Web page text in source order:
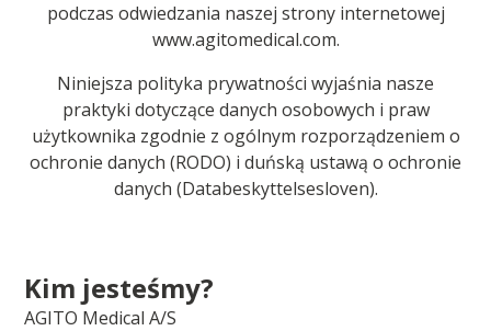
podczas odwiedzania naszej strony internetowej
www.agitomedical.com.
Niniejsza polityka prywatności wyjaśnia nasze
praktyki dotyczące danych osobowych i praw
użytkownika zgodnie z ogólnym rozporządzeniem o
ochronie danych (RODO) i duńską ustawą o ochronie
danych (Databeskyttelsesloven).
Kim jesteśmy?
AGITO Medical A/S